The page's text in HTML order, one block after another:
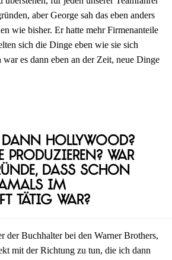
aber George sah das eben anders
wie bisher. Er hatte mehr Firmenanteile
sich die Dinge eben wie sie sich
es dann eben an der Zeit, neue Dinge
dann Hollywood?
produzieren? War
dass schon
im
tätig war?
der Buchhalter bei den Warner Brothers,
mit der Richtung zu tun, die ich dann